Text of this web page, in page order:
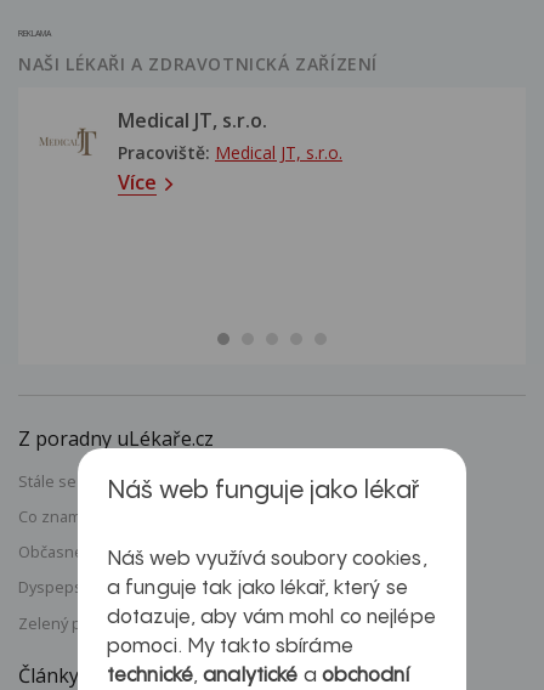
REKLAMA
NAŠI LÉKAŘI A ZDRAVOTNICKÁ ZAŘÍZENÍ
Medical JT, s.r.o.
Pracoviště: Medical JT, s.r.o.
Více
Z poradny uLékaře.cz
Stále se zvětšující bradavka
Co znamená nehomogenní struktura jater?
Občasné píchnutí pod žebry
Dyspepsie: Větry i při malé námaze, nepravidelná stolice
Zelený povlak na jazyku - co to může být?
Články uLékaře.cz
Náš web funguje jako lékař
Náš web využívá soubory cookies,
a funguje tak jako lékař, který se
dotazuje, aby vám mohl co nejlépe
pomoci. My takto sbíráme
technické,analytické a obchodní